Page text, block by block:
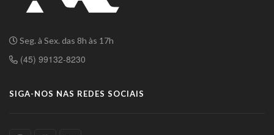
Seg. à Sex. das 8h às 17h
(45) 99132-8230
SIGA-NOS NAS REDES SOCIAIS